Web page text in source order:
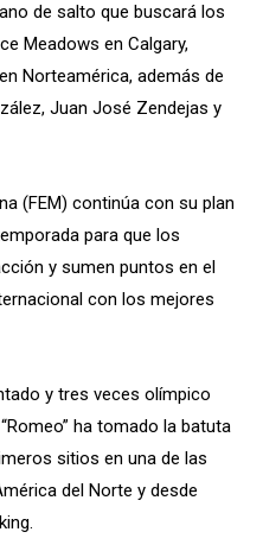
de salto que buscará los
Meadows en Calgary,
Norteamérica, además de
Juan José Zendejas y
(FEM) continúa con su plan
para que los
y sumen puntos en el
con los mejores
y tres veces olímpico
ha tomado la batuta
sitios en una de las
del Norte y desde